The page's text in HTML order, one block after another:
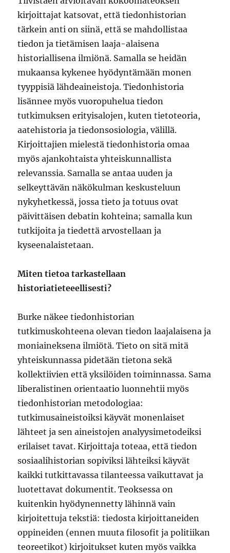
kirjoittajat katsovat, että tiedonhistorian
tärkein anti on siinä, että se mahdollistaa
tiedon ja tietämisen laaja-alaisena
historiallisena ilmiönä. Samalla se heidän
mukaansa kykenee hyödyntämään monen
tyyppisiä lähdeaineistoja. Tiedonhistoria
lisännee myös vuoropuhelua tiedon
tutkimuksen erityisalojen, kuten tietoteoria,
aatehistoria ja tiedonsosiologia, välillä.
Kirjoittajien mielestä tiedonhistoria omaa
myös ajankohtaista yhteiskunnallista
relevanssia. Samalla se antaa uuden ja
selkeyttävän näkökulman keskusteluun
nykyhetkessä, jossa tieto ja totuus ovat
päivittäisen debatin kohteina; samalla kun
tutkijoita ja tiedettä arvostellaan ja
kyseenalaistetaan.
Miten tietoa tarkastellaan
historiatieteeellisesti?
Burke näkee tiedonhistorian
tutkimuskohteena olevan tiedon laajalaisena ja
moniaineksena ilmiötä. Tieto on sitä mitä
yhteiskunnassa pidetään tietona sekä
kollektiivien että yksilöiden toiminnassa. Sama
liberalistinen orientaatio luonnehtii myös
tiedonhistorian metodologiaa:
tutkimusaineistoiksi käyvät monenlaiset
lähteet ja sen aineistojen analyysimetodeiksi
erilaiset tavat. Kirjoittaja toteaa, että tiedon
sosiaalihistorian sopiviksi lähteiksi käyvät
kaikki tutkittavassa tilanteessa vaikuttavat ja
luotettavat dokumentit. Teoksessa on
kuitenkin hyödynennetty lähinnä vain
kirjoitettuja tekstiä: tiedosta kirjoittaneiden
oppineiden (ennen muuta filosofit ja politiikan
teoreetikot) kirjoitukset kuten myös vaikka